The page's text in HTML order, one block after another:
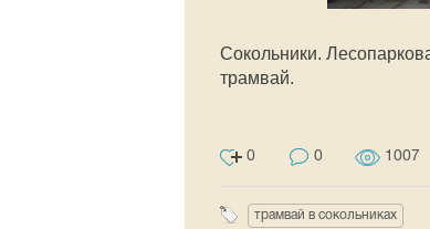
Сокольники.
трамвай.
0 0 1007
трамвай в сокольниках